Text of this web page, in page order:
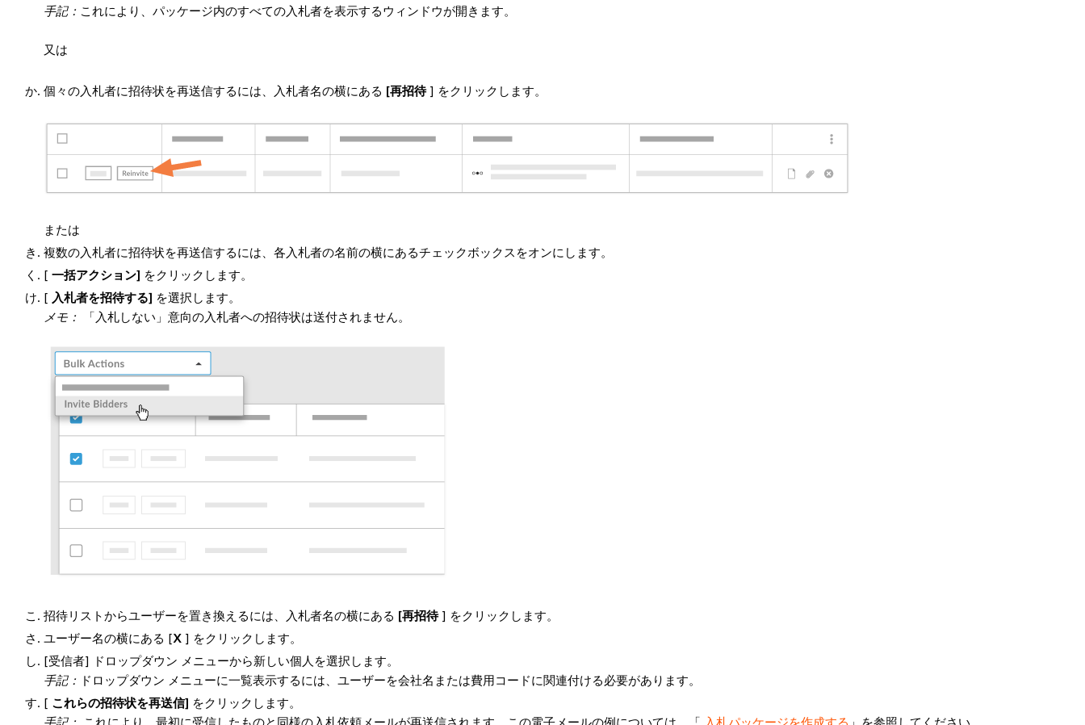
手記： これにより、パッケージ内のすべての入札者を表示するウィンドウが開きます。
又は
個々の入札者に招待状を再送信するには、入札者名の横にある [再招待] をクリックします。
または
複数の入札者に招待状を再送信するには、各入札者の名前の横にあるチェックボックスをオンにします。
[一括アクション] をクリックします。
[ 入札者を招待する] を選択します。
メモ：
「入札しない」意向の入札者への招待状は送付されません。
招待リストからユーザーを置き換えるには、入札者名の横にある [再招待] をクリックします。
ユーザー名の横にある [X ] をクリックします。
[受信者] ドロップダウン メニューから新しい個人を選択します。
手記： ドロップダウン メニューに一覧表示するには、ユーザーを会社名または費用コードに関連付ける必要があります。
[ これらの招待状を再送信] をクリックします。
手記： これにより、最初に受信したものと同様の入札依頼メールが再送信されます。この電子メールの例については、「 入札パッケージを作成する 」を参照してください。